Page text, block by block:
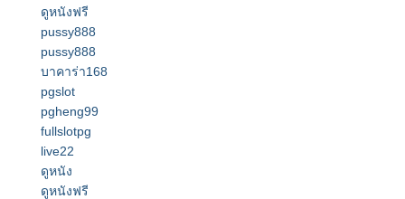
ดูหนังฟรี
pussy888
pussy888
บาคาร่า168
pgslot
pgheng99
fullslotpg
live22
ดูหนัง
ดูหนังฟรี